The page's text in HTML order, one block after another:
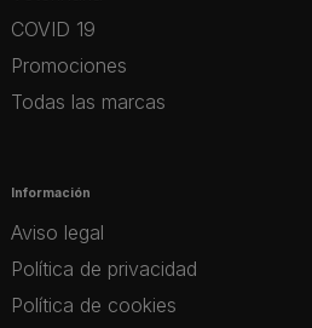
COVID 19
Promociones
Todas las marcas
Información
Aviso legal
Política de privacidad
Política de cookies